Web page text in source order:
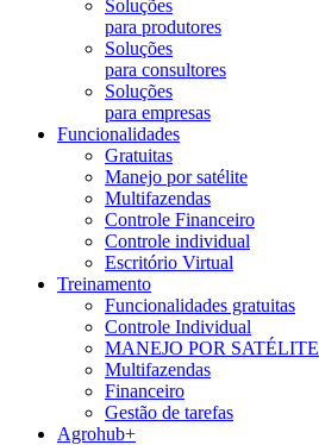
Soluções
para produtores
Soluções
para consultores
Soluções
para empresas
Funcionalidades
Gratuitas
Manejo por satélite
Multifazendas
Controle Financeiro
Controle individual
Escritório Virtual
Treinamento
Funcionalidades gratuitas
Controle Individual
MANEJO POR SATÉLITE
Multifazendas
Financeiro
Gestão de tarefas
Agrohub+